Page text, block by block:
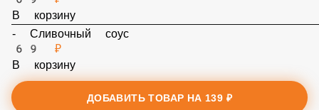
- Сладкий Чили Соус*
69 ₽
В корзину
- Соус Терияки*
ДОБАВИТЬ ТОВАР НА 139 ₽